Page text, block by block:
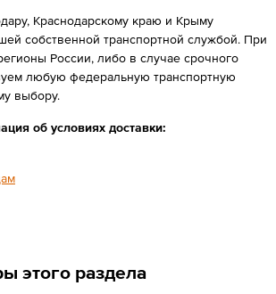
Краснодарскому краю и Крыму
собственной транспортной службой. При
России, либо в случае срочного
любую федеральную транспортную
выбору.
об условиях доставки:
этого раздела